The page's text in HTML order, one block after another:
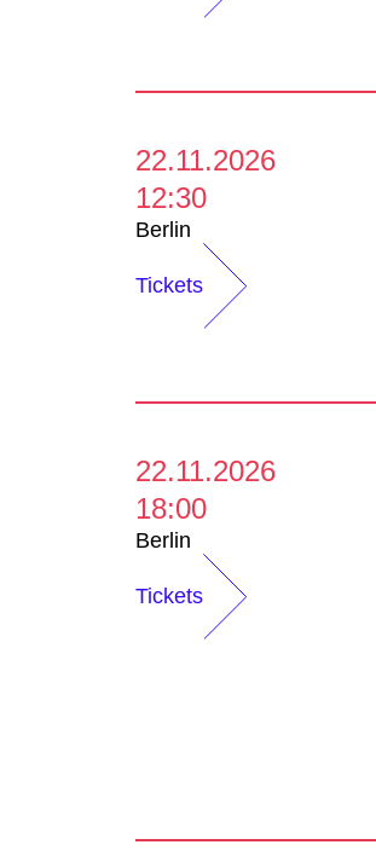
22.11.2026
12:30
Berlin
Tickets
22.11.2026
18:00
Berlin
Tickets